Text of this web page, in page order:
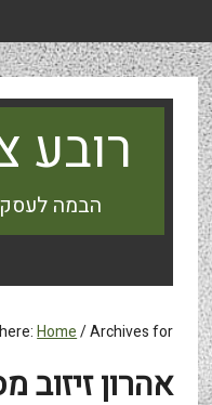
רובע
הבמה
Home/Archives for מדקר
אהרון זיזוב